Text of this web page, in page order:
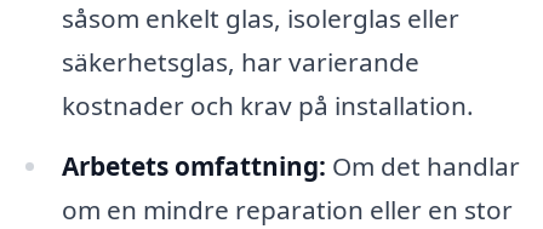
såsom enkelt glas, isolerglas eller
säkerhetsglas, har varierande
kostnader och krav på installation.
Arbetets omfattning: Om det handlar
om en mindre reparation eller en stor